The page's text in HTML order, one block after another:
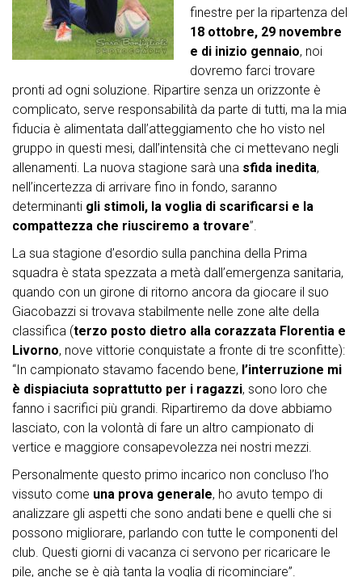
finestre per la ripartenza del
18 ottobre, 29 novembre
e di inizio gennaio, noi
dovremo farci trovare
pronti ad ogni soluzione. Ripartire senza un orizzonte è
complicato, serve responsabilità da parte di tutti, ma la mia
fiducia è alimentata dall’atteggiamento che ho visto nel
gruppo in questi mesi, dall’intensità che ci mettevano negli
allenamenti. La nuova stagione sarà una sfida inedita,
nell’incertezza di arrivare fino in fondo, saranno
determinanti gli stimoli, la voglia di scarificarsi e la
compattezza che riusciremo a trovare”.
La sua stagione d’esordio sulla panchina della Prima
squadra è stata spezzata a metà dall’emergenza sanitaria,
quando con un girone di ritorno ancora da giocare il suo
Giacobazzi si trovava stabilmente nelle zone alte della
classifica (terzo posto dietro alla corazzata Florentia e
Livorno, nove vittorie conquistate a fronte di tre sconfitte):
“In campionato stavamo facendo bene, l’interruzione mi
è dispiaciuta soprattutto per i ragazzi, sono loro che
fanno i sacrifici più grandi. Ripartiremo da dove abbiamo
lasciato, con la volontà di fare un altro campionato di
vertice e maggiore consapevolezza nei nostri mezzi.
Personalmente questo primo incarico non concluso l’ho
vissuto come una prova generale, ho avuto tempo di
analizzare gli aspetti che sono andati bene e quelli che si
possono migliorare, parlando con tutte le componenti del
club. Questi giorni di vacanza ci servono per ricaricare le
pile, anche se è già tanta la voglia di ricominciare”.